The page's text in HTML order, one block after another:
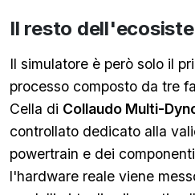
Il resto
Il simulatore è però solo il
processo composto da tre
Cella di Collaudo Multi-
controllato dedicato alla
powertrain e dei
l'hardware reale viene